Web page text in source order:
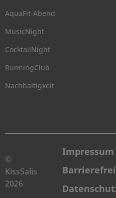
AquaFit-Abend
MusicNight
CocktailNight
RunningClub
Nachhaltigkeit
©
KissSalis
2026
Impressum